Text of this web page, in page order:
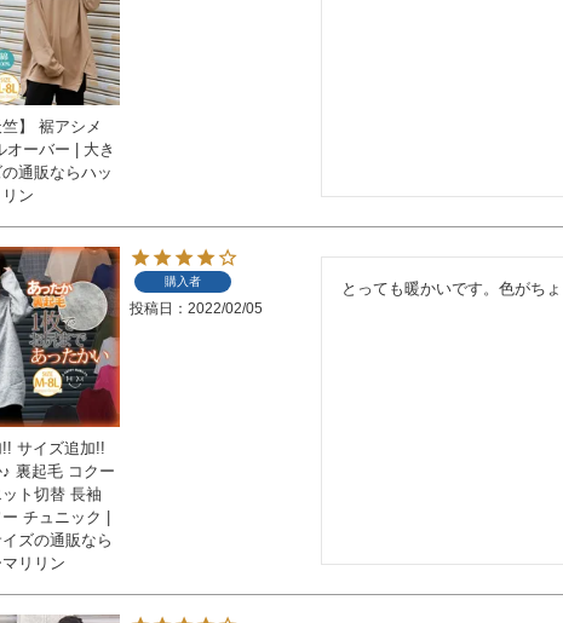
竺】 裾アシメ
オーバー | 大き
通販ならハッ
ン
サイズ追加!!
裏起毛 コクー
ト切替 長袖
チュニック |
ズの通販なら
リリン
購入者
投稿日 2022/02/05